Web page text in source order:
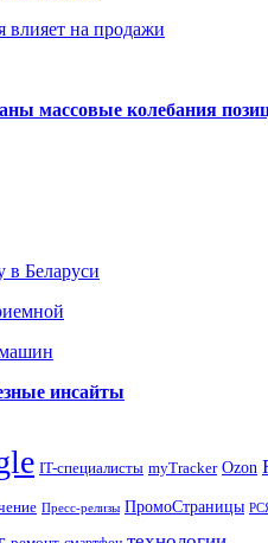
влияет на продажи
массовые колебания
в Беларуси
инсайты
IT-специалисты myTracker Ozon
Пресс-релизы ПромоСтраницы